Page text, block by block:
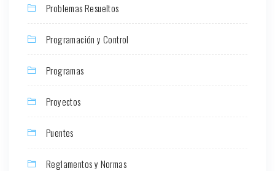
Problemas Resueltos
Programación y Control
Programas
Proyectos
Puentes
Reglamentos y Normas